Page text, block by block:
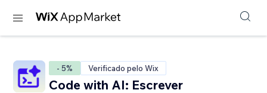
- 5% Verificado pelo Wix
Code with AI: Escrever